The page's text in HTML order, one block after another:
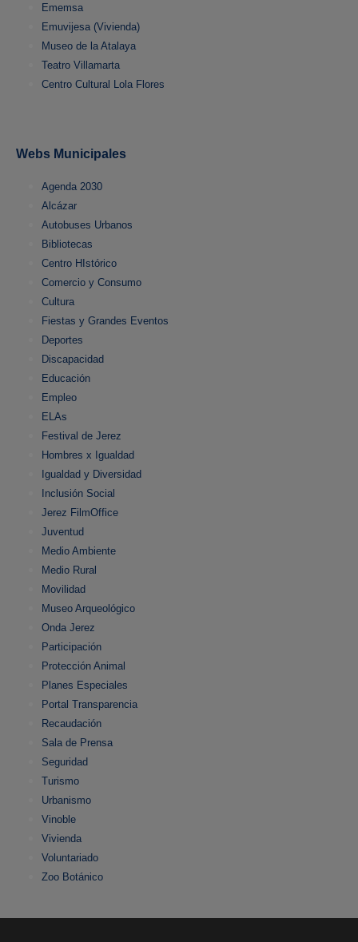
Ememsa
Emuvijesa (Vivienda)
Museo de la Atalaya
Teatro Villamarta
Centro Cultural Lola Flores
Webs Municipales
Agenda 2030
Alcázar
Autobuses Urbanos
Bibliotecas
Centro HIstórico
Comercio y Consumo
Cultura
Fiestas y Grandes Eventos
Deportes
Discapacidad
Educación
Empleo
ELAs
Festival de Jerez
Hombres x Igualdad
Igualdad y Diversidad
Inclusión Social
Jerez FilmOffice
Juventud
Medio Ambiente
Medio Rural
Movilidad
Museo Arqueológico
Onda Jerez
Participación
Protección Animal
Planes Especiales
Portal Transparencia
Recaudación
Sala de Prensa
Seguridad
Turismo
Urbanismo
Vinoble
Vivienda
Voluntariado
Zoo Botánico